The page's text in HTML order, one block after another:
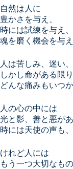
自然は人に
豊かさを与え、
時には試練を与え、
魂を磨く機会を与
人は苦しみ、迷い
しかし命がある限
どんな痛みもいつ
人の心の中には
光と影、善と悪が
時には天使の声も
けれど人には
もう一つ大切なも